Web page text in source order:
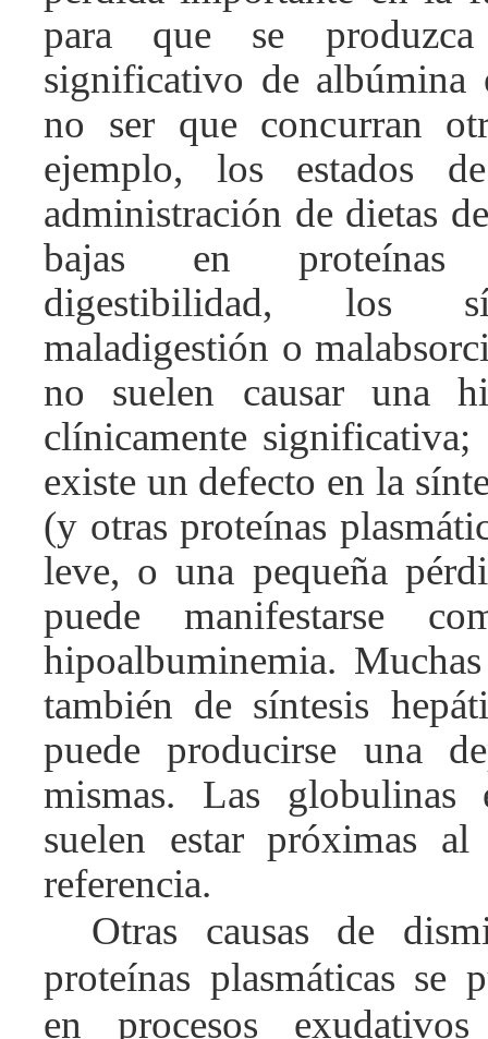
para que se
significativo de albúmina
no ser que concurran
ejemplo, los estados
administración de dietas
bajas en proteínas
digestibilidad, los
maladigestión o
no suelen causar una
clínicamente significativa;
existe un defecto en la
(y otras proteínas
leve, o una pequeña
puede manifestarse
hipoalbuminemia.
también de síntesis
puede producirse una
mismas. Las globulinas
suelen estar próximas
referencia.
Otras causas de
proteínas plasmáticas se
en procesos